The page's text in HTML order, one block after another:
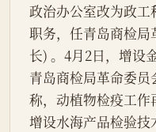
政治办公室改为政工
职务，任青岛商检局
长) 。4月2日，增设
青岛商检局革命委员
称，动植物检疫工作
增设水海产品检验技